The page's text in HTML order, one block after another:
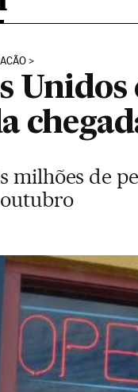
milhões de